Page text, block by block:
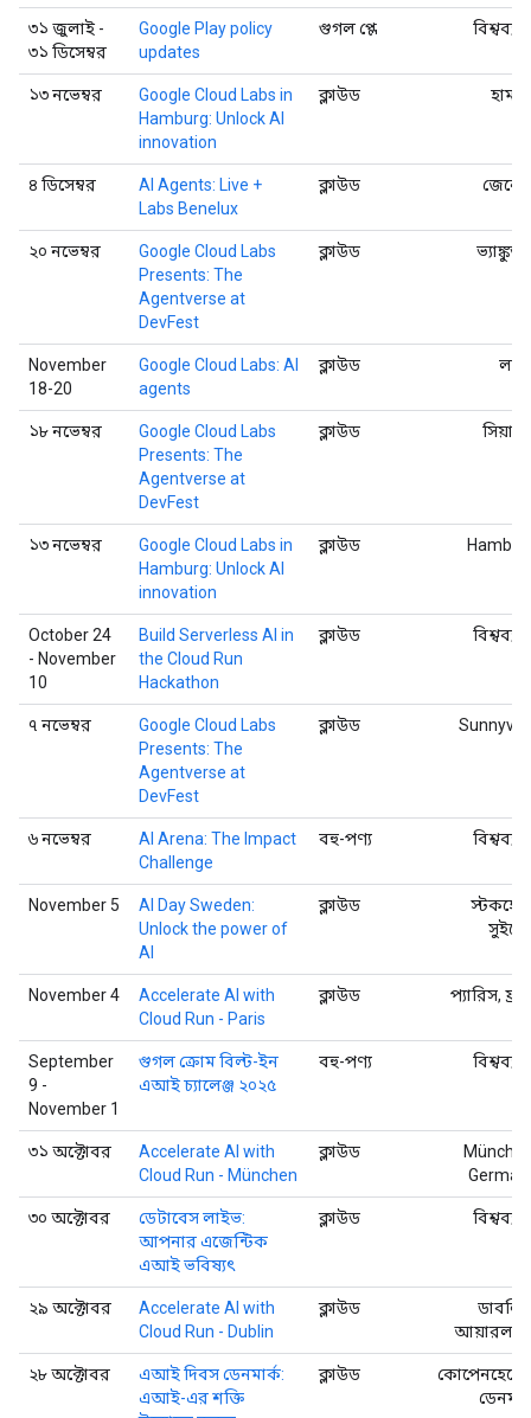
৩১ জুলাই -
৩১ ডিসেম্বর
Google Play policy
updates
গুগল প্লে
১৩ নভেম্বর
Google Cloud Labs in
Hamburg: Unlock AI
innovation
ক্লাউড
৪ ডিসেম্বর
AI Agents: Live +
Labs Benelux
ক্লাউড
২০ নভেম্বর
Google Cloud Labs
Presents: The
Agentverse at
DevFest
ক্লাউড
November
18-20
Google Cloud Labs: AI
agents
ক্লাউড
১৮ নভেম্বর
Google Cloud Labs
Presents: The
Agentverse at
DevFest
ক্লাউড
১৩ নভেম্বর
Google Cloud Labs in
Hamburg: Unlock AI
innovation
ক্লাউড
October 24
- November
10
Build Serverless AI in
the Cloud Run
Hackathon
ক্লাউড
৭ নভেম্বর
Google Cloud Labs
Presents: The
Agentverse at
DevFest
ক্লাউড
৬ নভেম্বর
AI Arena: The Impact
Challenge
বহু-পণ্য
November 5
AI Day Sweden:
Unlock the power of
AI
ক্লাউড
November 4
Accelerate AI with
Cloud Run - Paris
ক্লাউড প্যারিস,
September
9 -
November 1
গুগল ক্রোম বিল্ট-ইন
এআই চ্যালেঞ্জ ২০২৫
বহু-পণ্য
৩১ অক্টোবর
Accelerate AI with
Cloud Run - München
ক্লাউড
৩০ অক্টোবর
ডেটাবেস লাইভ:
আপনার এজেন্টিক
এআই ভবিষ্যৎ
ক্লাউড
২৯ অক্টোবর
Accelerate AI with
Cloud Run - Dublin
ক্লাউড
২৮ অক্টোবর
এআই দিবস ডেনমার্ক:
এআই-এর শক্তি
ক্লাউড